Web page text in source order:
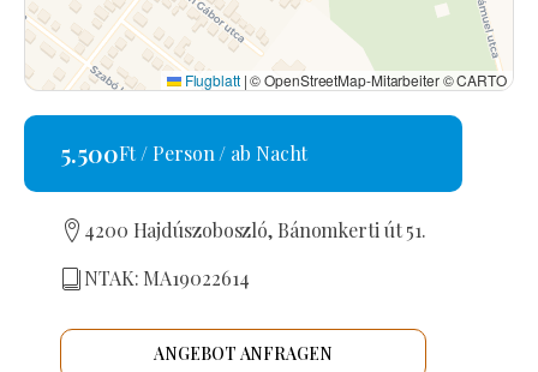
Flugblatt |© OpenStreetMap-Mitarbeiter © CARTO
5.500Ft / Person / ab Nacht
4200 Hajdúszoboszló, Bánomkerti út 51.
NTAK: MA19022614
ANGEBOT ANFRAGEN